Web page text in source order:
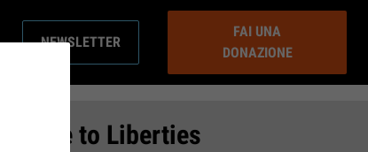
NEWSLETTER
FAI UNA
DONAZIONE
Donate to Liberties